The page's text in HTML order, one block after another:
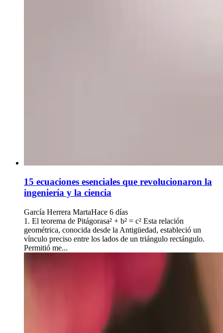
15 ecuaciones esenciales que revolucionaron la
ingeniería y la ciencia
García Herrera MartaHace 6 días
1. El teorema de Pitágorasa² + b² = c² Esta relación
geométrica, conocida desde la Antigüedad, estableció un
vínculo preciso entre los lados de un triángulo rectángulo.
Permitió me...